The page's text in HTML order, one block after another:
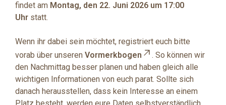
findet am Montag, den 22. Juni 2026 um 17:00
Uhr statt.
Wenn ihr dabei sein möchtet, registriert euch bitte
vorab über unseren Vormerkbogen
. So können wir
den Nachmittag besser planen und haben gleich alle
wichtigen Informationen von euch parat. Sollte sich
danach herausstellen, dass kein Interesse an einem